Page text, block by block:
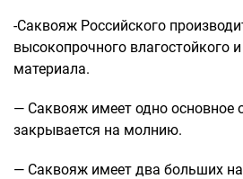
Пилоты на
Бьюти-кейсы
Саквояжи
Распродажа
-Саквояж Российского
высокопрочного влагостойкого
материала.
— Саквояж имеет одно основное
закрывается на молнию.
— Саквояж имеет два больших